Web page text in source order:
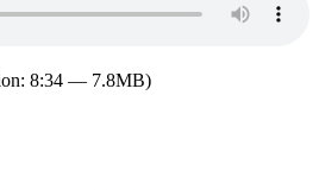
8:34 — 7.8MB)